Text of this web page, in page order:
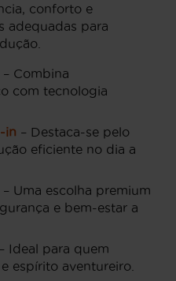
conforto e
adequadas para
– Combina
com tecnologia
in – Destaca-se pelo
eficiente no dia a
– Uma escolha premium
e bem-estar a
– Ideal para quem
espírito aventureiro.